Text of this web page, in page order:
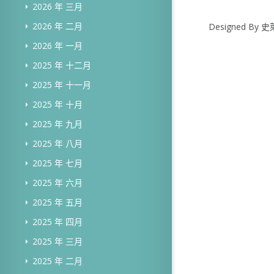
2026 年 三月
2026 年 二月
2026 年 一月
2025 年 十二月
2025 年 十一月
2025 年 十月
2025 年 九月
2025 年 八月
2025 年 七月
2025 年 六月
2025 年 五月
2025 年 四月
2025 年 三月
2025 年 二月
Designed By 史